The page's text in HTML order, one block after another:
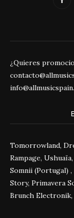
¿Quieres
Tomorrowland,
Rampage,
Somnii (Portugal)
Story, Primavera
Brunch